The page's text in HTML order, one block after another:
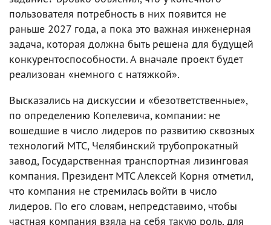
пользователя потребность в них появится не
раньше 2027 года, а пока это важная инженерная
задача, которая должна быть решена для будущей
конкурентоспособности. А вначале проект будет
реализован «немного с натяжкой».
Высказались на дискуссии и «безответственные»,
по определению Копелевича, компании: не
вошедшие в число лидеров по развитию сквозных
технологий МТС, Челябинский трубопрокатный
завод, Государственная транспортная лизинговая
компания. Президент МТС Алексей Корня отметил,
что компания не стремилась войти в число
лидеров. По его словам, непредставимо, чтобы
частная компания взяла на себя такую роль, для